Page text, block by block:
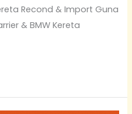
Recond & Import Guna
& BMW Kereta